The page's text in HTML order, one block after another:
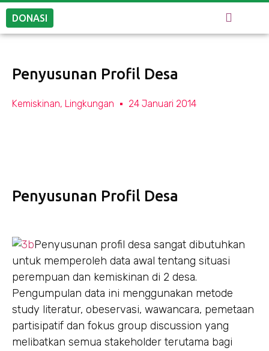
DONASI
Penyusunan Profil Desa
Kemiskinan, Lingkungan 24 Januari 2014
Penyusunan Profil Desa
Penyusunan profil desa sangat dibutuhkan
untuk memperoleh data awal tentang situasi
perempuan dan kemiskinan di 2 desa.
Pengumpulan data ini menggunakan metode
study literatur, obeservasi, wawancara, pemetaan
partisipatif dan fokus group discussion yang
melibatkan semua stakeholder terutama bagi